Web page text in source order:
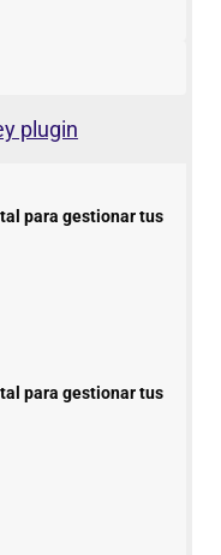
plugin
para gestionar tus
para gestionar tus